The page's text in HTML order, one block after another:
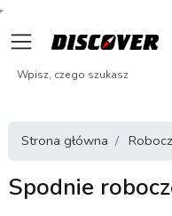
Strona główna
Spodnie